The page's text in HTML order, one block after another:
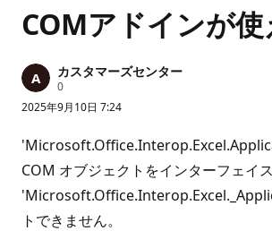
COMアドインが
カスタマーズセンター
0評
価
の
イ
ン
ト
2025年9月10日 7:24
COM オブジェクトをインターフェイ
トできません。